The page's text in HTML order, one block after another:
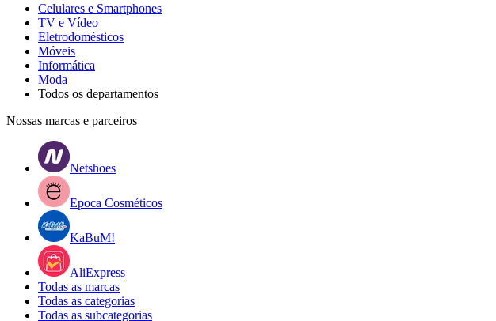
Celulares e Smartphones
TV e Vídeo
Eletrodomésticos
Móveis
Informática
Moda
Todos os departamentos
Nossas marcas e parceiros
Netshoes
Epoca Cosméticos
KaBuM!
AliExpress
Todas as marcas
Todas as categorias
Todas as subcategorias